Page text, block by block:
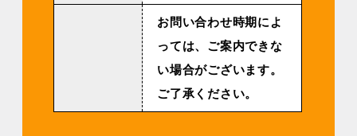
お問い合わせ時期によ
っては、ご案内できな
い場合がございます。
ご了承ください。